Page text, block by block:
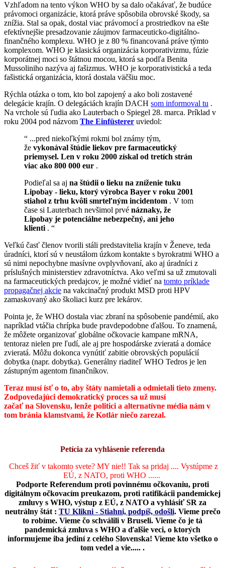
Vzhľadom na tento výkon WHO by sa dalo očakávať, že budúce
právomoci organizácie, ktorá práve spôsobila obrovské škody, sa
znížia. Stal sa opak, dostal viac právomocí a prostriedkov na ešte
efektívnejšie presadzovanie záujmov farmaceuticko-digitálno-
finančného komplexu. WHO je z 80 % financovaná práve týmto
komplexom. WHO je klasická organizácia korporativizmu, fúzie
korporátnej moci so štátnou mocou, ktorá sa podľa Benita
Mussoliniho nazýva aj fašizmus. WHO je korporativistická a teda
fašistická organizácia, ktorá dostala väčšiu moc.
Rýchla otázka o tom, kto bol zapojený a ako boli zostavené
delegácie krajín. O delegáciách krajín DACH som informoval tu .
Na vrchole sú ľudia ako Lauterbach o Spiegel 28. marca. Príklad v
roku 2004 pod názvom The Einfüsterer uviedol:
“ ...pred niekoľkými rokmi bol známy tým,
že vykonával štúdie liekov pre farmaceutický
priemysel. Len v roku 2000 získal od tretích strán
viac ako 800 000 eur .
Podieľal sa aj na štúdii o lieku na zníženie tuku
Lipobay - lieku, ktorý výrobca Bayer v roku 2001
stiahol z trhu kvôli smrteľným incidentom . V tom
čase si Lauterbach nevšimol prvé náznaky, že
Lipobay je potenciálne nebezpečný, ani jeho
klienti . “
Veľkú časť členov tvorili stáli predstavitelia krajín v Ženeve, teda
úradníci, ktorí sú v neustálom úzkom kontakte s byrokratmi WHO a
sú nimi nepochybne masívne ovplyvňovaní, ako aj úradníci z
príslušných ministerstiev zdravotníctva. Ako veľmi sa už zmutovali
na farmaceutických predajcov, je možné vidieť na tomto príklade
propagačnej akcie na vakcinačný produkt MSD proti HPV
zamaskovaný ako školiaci kurz pre lekárov.
Pointa je, že WHO dostala viac zbraní na spôsobenie pandémií, ako
napríklad vtáčia chrípka bude pravdepodobne ďalšou. To znamená,
že môžete organizovať globálne očkovacie kampane mRNA,
tentoraz nielen pre ľudí, ale aj pre hospodárske zvieratá a domáce
zvieratá. Môžu dokonca vynútiť zabitie obrovských populácií
dobytka (napr. dobytka). Generálny riaditeľ WHO Tedros je len
zástupným agentom finančníkov.
Teraz musí ísť o to, aby štáty namietali a odmietali tieto zmeny.
Zodpovedajúci demokratický proces sa už musí
začať na Slovensku, lenže politici a alternatívne média nám v
tom bránia klamstvami, že Kotlár niečo zarezal.
Petícia za vyhlásenie referenda
Chceš žiť v takomto svete? MY nie!! Tak sa pridaj .... Vystúpme z
EÚ, z NATO, proti WHO ......
Podporte Referendum proti povinnému očkovaniu, proti
digitálnym očkovacím preukazom, proti ratifikácii pandemickej
zmluvy s WHO, výstup z EÚ, z NATO a vyhlásiť SR za
neutrálny štát : TU Klikni - Stiahni, podpíš, odošli. Vieme prečo
to robíme. Vieme čo schválili v Bruseli. Vieme čo je tá
pandemická zmluva s WHO a ďalšie veci, o ktorých
informujeme iba jediní z celého Slovenska! Vieme kto všetko o
tom vedel a vie..... .